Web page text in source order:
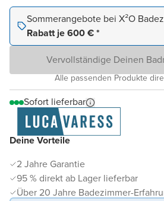
Deine Vorteile
2 Jahre Garantie
95 % direkt ab Lager lieferbar
Über 20 Jahre Badezimmer-
Sommerangebote bei X²O
Rabatt je 600 € *
Vervollständige Deinen
Alle passenden Produkte
Sofort lieferbar